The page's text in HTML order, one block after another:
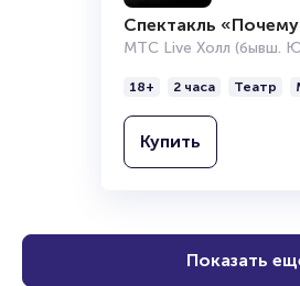
Спектакль
МТС Live Холл (бывш.
18+ 2 часа Театр
Купить
Показать